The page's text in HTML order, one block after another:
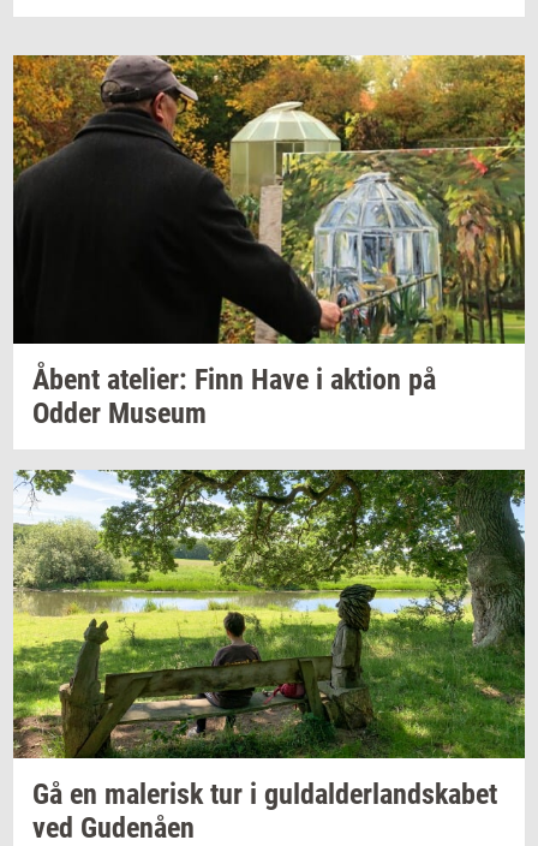
Åbent ate­li­er: Finn Have i ak­tion på
Odder Mu­se­um
Gå en ma­le­risktur i gul­dal­der­land­ska­bet
ved Gu­denå­en